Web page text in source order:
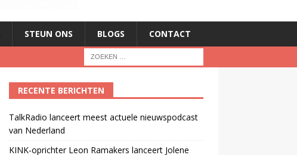
STEUN ONS BLOGS CONTACT
RECENTE BERICHTEN
TalkRadio lanceert meest actuele nieuwspodcast
van Nederland
KINK-oprichter Leon Ramakers lanceert Jolene